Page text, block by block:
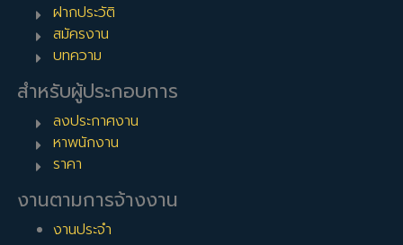
ฝากประวัติ
สมัครงาน
บทความ
สำหรับผู้ประกอบการ
ลงประกาศงาน
หาพนักงาน
ราคา
งานตามการจ้างงาน
งานประจำ